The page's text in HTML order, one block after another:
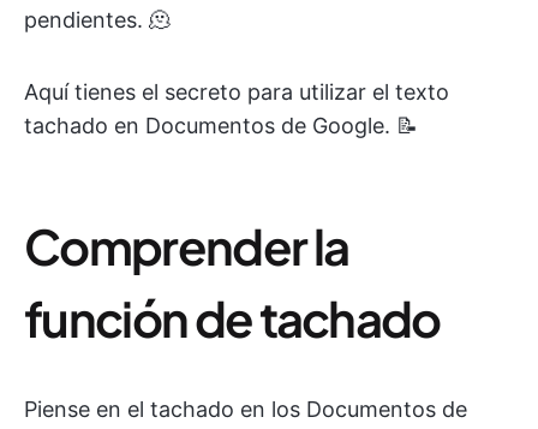
pendientes. 🫠
Aquí tienes el secreto para utilizar el texto
tachado en Documentos de Google. 📝
Comprender la
función de tachado
Piense en el tachado en los Documentos de